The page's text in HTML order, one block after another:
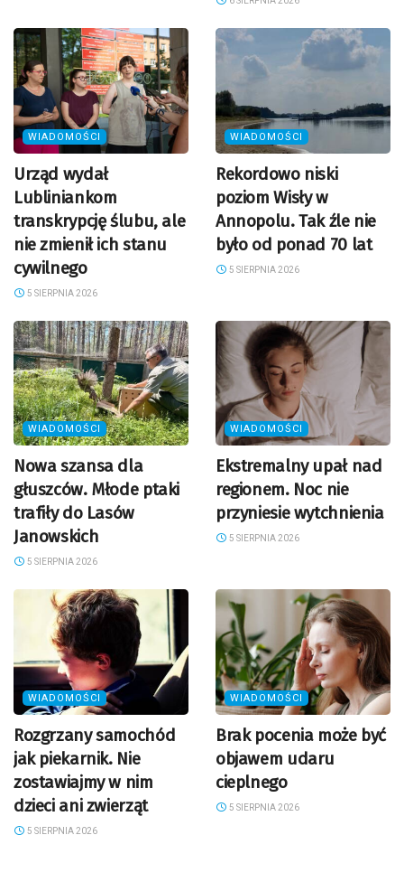
WIADOMOŚCI
Urząd wydał
Lubliniankom
transkrypcję ślubu, ale
nie zmienił ich stanu
cywilnego
5 SIERPNIA 2026
WIADOMOŚCI
Rekordowo niski
poziom Wisły w
Annopolu. Tak źle nie
było od ponad 70 lat
5 SIERPNIA 2026
WIADOMOŚCI
Nowa szansa dla
głuszców. Młode ptaki
trafiły do Lasów
Janowskich
5 SIERPNIA 2026
WIADOMOŚCI
Ekstremalny upał nad
regionem. Noc nie
przyniesie wytchnienia
5 SIERPNIA 2026
WIADOMOŚCI
Rozgrzany samochód
jak piekarnik. Nie
zostawiajmy w nim
dzieci ani zwierząt
5 SIERPNIA 2026
WIADOMOŚCI
Brak pocenia może być
objawem udaru
cieplnego
5 SIERPNIA 2026